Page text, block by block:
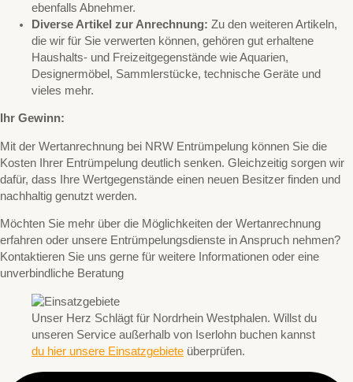
ebenfalls Abnehmer.
Diverse Artikel zur Anrechnung: Zu den weiteren Artikeln,
die wir für Sie verwerten können, gehören gut erhaltene
Haushalts- und Freizeitgegenstände wie Aquarien,
Designermöbel, Sammlerstücke, technische Geräte und
vieles mehr.
Ihr Gewinn:
Mit der Wertanrechnung bei NRW Entrümpelung können Sie die
Kosten Ihrer Entrümpelung deutlich senken. Gleichzeitig sorgen wir
dafür, dass Ihre Wertgegenstände einen neuen Besitzer finden und
nachhaltig genutzt werden.
Möchten Sie mehr über die Möglichkeiten der Wertanrechnung
erfahren oder unsere Entrümpelungsdienste in Anspruch nehmen?
Kontaktieren Sie uns gerne für weitere Informationen oder eine
unverbindliche Beratung
Unser Herz Schlägt für Nordrhein Westphalen. Willst du
unseren Service außerhalb von Iserlohn buchen kannst
du hier unsere Einsatzgebiete überprüfen.